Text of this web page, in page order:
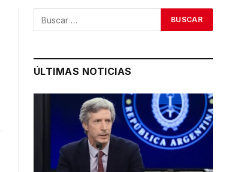
ÚLTIMAS NOTICIAS